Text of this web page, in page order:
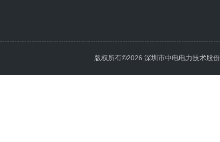
版权所有©2026 深圳市中电电力技术股